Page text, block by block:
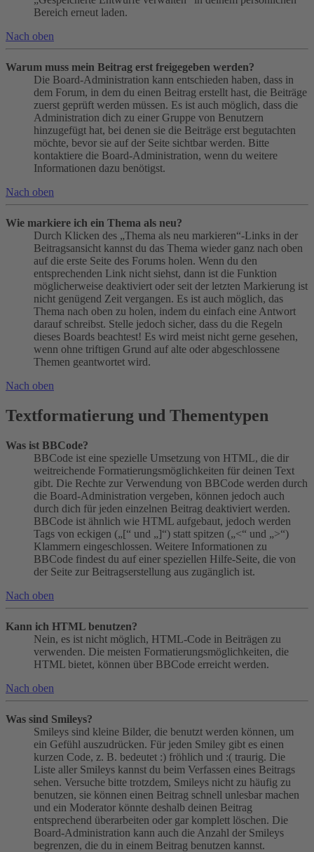
Bereich erneut laden.
Nach oben
Warum muss mein Beitrag erst freigegeben werden?
Die Board-Administration kann entschieden haben, dass in
dem Forum, in dem du einen Beitrag erstellt hast, die Beiträge
zuerst geprüft werden müssen. Es ist auch möglich, dass die
Administration dich zu einer Gruppe von Benutzern
hinzugefügt hat, bei denen sie die Beiträge erst begutachten
möchte, bevor sie auf der Seite sichtbar werden. Bitte
kontaktiere die Board-Administration, wenn du weitere
Informationen dazu benötigst.
Nach oben
Wie markiere ich ein Thema als neu?
Durch Klicken des „Thema als neu markieren“-Links in der
Beitragsansicht kannst du das Thema wieder ganz nach oben
auf die erste Seite des Forums holen. Wenn du den
entsprechenden Link nicht siehst, dann ist die Funktion
möglicherweise deaktiviert oder seit der letzten Markierung ist
nicht genügend Zeit vergangen. Es ist auch möglich, das
Thema nach oben zu holen, indem du einfach eine Antwort
darauf schreibst. Stelle jedoch sicher, dass du die Regeln
dieses Boards beachtest! Es wird meist nicht gerne gesehen,
wenn ohne triftigen Grund auf alte oder abgeschlossene
Themen geantwortet wird.
Nach oben
Textformatierung und Thementypen
Was ist BBCode?
BBCode ist eine spezielle Umsetzung von HTML, die dir
weitreichende Formatierungsmöglichkeiten für deinen Text
gibt. Die Rechte zur Verwendung von BBCode werden durch
die Board-Administration vergeben, können jedoch auch
durch dich für jeden einzelnen Beitrag deaktiviert werden.
BBCode ist ähnlich wie HTML aufgebaut, jedoch werden
Tags von eckigen („[“ und „]“) statt spitzen („<“ und „>“)
Klammern eingeschlossen. Weitere Informationen zu
BBCode findest du auf einer speziellen Hilfe-Seite, die von
der Seite zur Beitragserstellung aus zugänglich ist.
Nach oben
Kann ich HTML benutzen?
Nein, es ist nicht möglich, HTML-Code in Beiträgen zu
verwenden. Die meisten Formatierungsmöglichkeiten, die
HTML bietet, können über BBCode erreicht werden.
Nach oben
Was sind Smileys?
Smileys sind kleine Bilder, die benutzt werden können, um
ein Gefühl auszudrücken. Für jeden Smiley gibt es einen
kurzen Code, z. B. bedeutet :) fröhlich und :( traurig. Die
Liste aller Smileys kannst du beim Verfassen eines Beitrags
sehen. Versuche bitte trotzdem, Smileys nicht zu häufig zu
benutzen, sie können einen Beitrag schnell unlesbar machen
und ein Moderator könnte deshalb deinen Beitrag
entsprechend überarbeiten oder gar komplett löschen. Die
Board-Administration kann auch die Anzahl der Smileys
begrenzen, die du in einem Beitrag benutzen kannst.